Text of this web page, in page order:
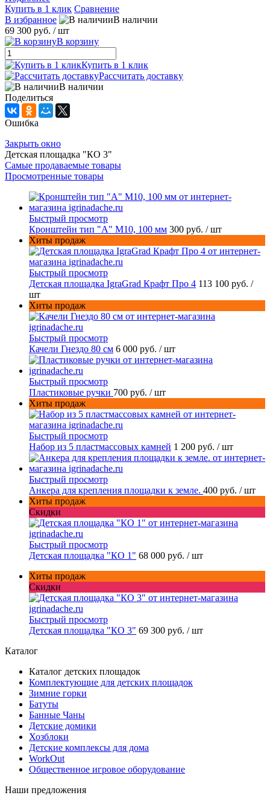
Купить в 1 клик Сравнение
В избранное
В наличии
69 300 руб. / шт
В корзину
Купить в 1 клик
Рассчитать доставку
В наличии
Поделиться
Ошибка
Закрыть окно
Детская площадка "КО 3"
Самые продаваемые товары
Просмотренные товары
Быстрый просмотр
Кронштейн тип "A" M10, 100 мм 300 руб. / шт
Хиты продаж
Быстрый просмотр
Детская площадка IgraGrad Крафт Про 4 113 100 руб. /
шт
Хиты продаж
Быстрый просмотр
Качели Гнездо 80 см 6 000 руб. / шт
Быстрый просмотр
Пластиковые ручки 700 руб. / шт
Хиты продаж
Быстрый просмотр
Набор из 5 пластмассовых камней 1 200 руб. / шт
Быстрый просмотр
Анкера для крепления площадки к земле. 400 руб. / шт
Хиты продаж
Скидки
Быстрый просмотр
Детская площадка "КО 1" 68 000 руб. / шт
Хиты продаж
Скидки
Быстрый просмотр
Детская площадка "КО 3" 69 300 руб. / шт
Каталог
Каталог детских площадок
Комплектующие для детских площадок
Зимние горки
Батуты
Банные Чаны
Детские домики
Хозблоки
Детские комплексы для дома
WorkOut
Общественное игровое оборудование
Наши предложения